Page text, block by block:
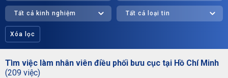
Tất cả kinh nghiệm Tất cả loại tin
Xóa lọc
Tìm việc làm nhân viên điều phối bưu cục tại Hồ Chí Minh
(209 việc)